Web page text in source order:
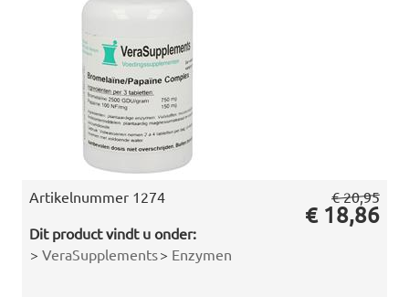
Artikelnummer 1274
Dit product vindt u onder:
> VeraSupplements> Enzymen
€ 20,95
€ 18,86